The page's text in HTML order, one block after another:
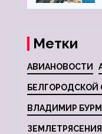
Метки
АВИАНОВОСТИ
БЕЛГОРОДСКОЙ
ВЛАДИМИР
ЗЕМЛЕТРЯСЕНИЯ